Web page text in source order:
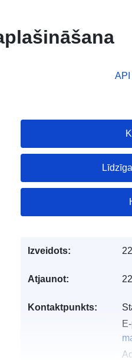
API
Izveidots:
Atjaunot:
Kontaktpunkts: